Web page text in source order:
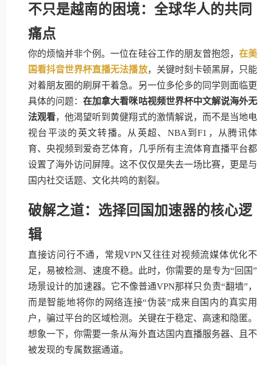
不只是越南的困境：全球华人的共同
痛点
你的烦恼并非个例。一位在硅谷工作的朋友曾抱怨， 在美
国看抖音世界杯直播无法播放，关键时刻卡顿黑屏，只能
对着朋友圈的刷屏干着急。另一位多伦多的同学则面临更
具体的问题：在加拿大看咪咕视频世界杯中文解说海外无
法观看，他渴望听到黄健翔式的激情解说，而不是当地电
视台平淡的英文转播。从英超、NBA到F1，从腾讯体
育、央视频到爱奇艺体育，几乎所有主流体育直播平台都
设置了海外访问屏障。这不仅仅是失去一场比赛，更是与
国内社交话题、文化共鸣的割裂。
破解之道：选择回国加速器的核心逻
辑
直接访问行不通，常规VPN又往往对视频流媒体优化不
足，易被检测、速度不稳。此时，你需要的是专为“回国”
场景设计的加速器。它不像普通VPN那样只负责“翻墙”，
而是智能地将你的网络连接“伪装”成来自国内的真实用
户，骗过平台的区域检测。关键在于稳定、高速和隐匿。
想象一下，你需要一条从海外直达国内直播服务器、且不
被发现的专属数据通道。